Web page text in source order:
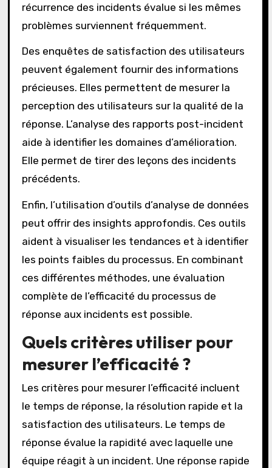
récurrence des incidents évalue si les mêmes
problèmes surviennent fréquemment.
Des enquêtes de satisfaction des utilisateurs
peuvent également fournir des informations
précieuses. Elles permettent de mesurer la
perception des utilisateurs sur la qualité de la
réponse. L’analyse des rapports post-incident
aide à identifier les domaines d’amélioration.
Elle permet de tirer des leçons des incidents
précédents.
Enfin, l’utilisation d’outils d’analyse de données
peut offrir des insights approfondis. Ces outils
aident à visualiser les tendances et à identifier
les points faibles du processus. En combinant
ces différentes méthodes, une évaluation
complète de l’efficacité du processus de
réponse aux incidents est possible.
Quels critères utiliser pour
mesurer l’efficacité ?
Les critères pour mesurer l’efficacité incluent
le temps de réponse, la résolution rapide et la
satisfaction des utilisateurs. Le temps de
réponse évalue la rapidité avec laquelle une
équipe réagit à un incident. Une réponse rapide